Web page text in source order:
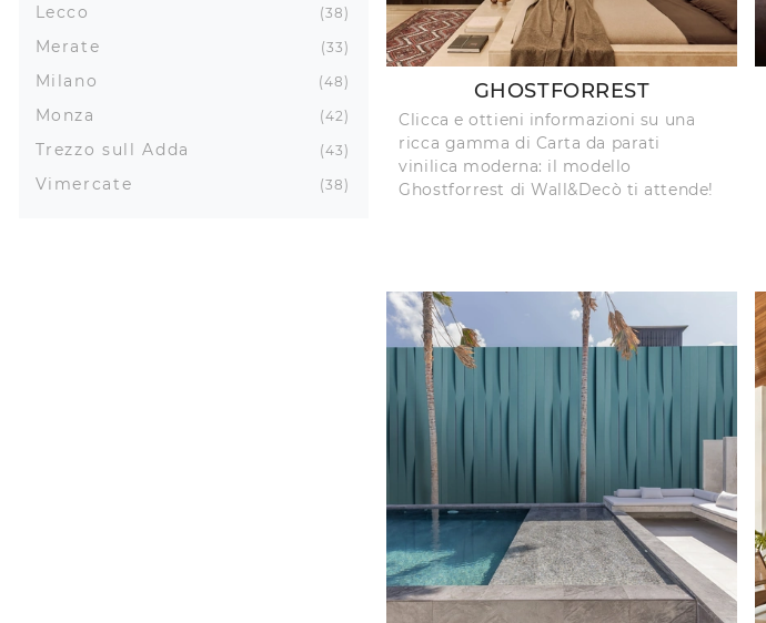
Lecco 38
Merate 33
Milano 48
Monza 42
Trezzo sull Adda 43
Vimercate 38
GHOSTFORREST
Clicca e ottieni informazioni su una
ricca gamma di Carta da parati
vinilica moderna: il modello
Ghostforrest di Wall&Decò ti attende!